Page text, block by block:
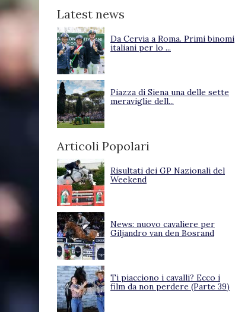
Latest news
Da Cervia a Roma. Primi binomi
italiani per lo ...
Piazza di Siena una delle sette
meraviglie dell...
Articoli Popolari
Risultati dei GP Nazionali del
Weekend
News: nuovo cavaliere per
Giljandro van den Bosrand
Ti piacciono i cavalli? Ecco i
film da non perdere (Parte 39)